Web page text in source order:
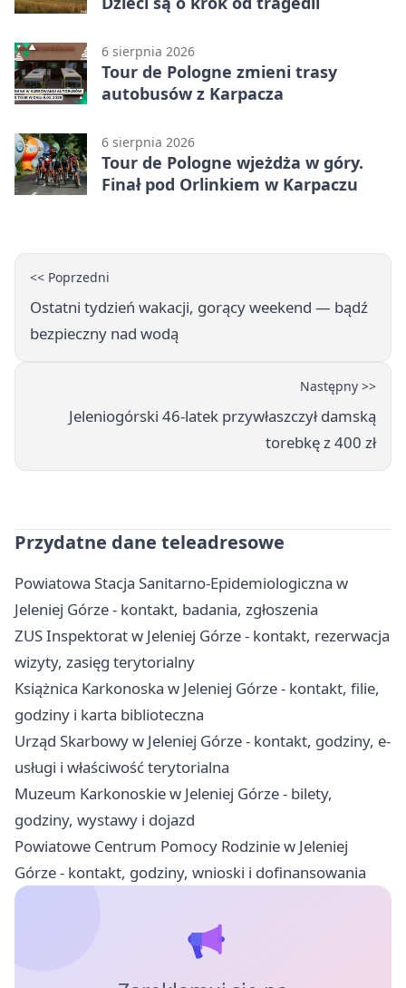
6 sierpnia 2026
Tour de Pologne zmieni trasy
autobusów z Karpacza
6 sierpnia 2026
Tour de Pologne wjeżdża w góry.
Finał pod Orlinkiem w Karpaczu
<< Poprzedni
Ostatni tydzień wakacji, gorący weekend — bądź
bezpieczny nad wodą
Następny >>
Jeleniogórski 46-latek przywłaszczył damską
torebkę z 400 zł
Przydatne dane teleadresowe
Powiatowa Stacja Sanitarno-Epidemiologiczna w
Jeleniej Górze - kontakt, badania, zgłoszenia
ZUS Inspektorat w Jeleniej Górze - kontakt, rezerwacja
wizyty, zasięg terytorialny
Książnica Karkonoska w Jeleniej Górze - kontakt, filie,
godziny i karta biblioteczna
Urząd Skarbowy w Jeleniej Górze - kontakt, godziny, e-
usługi i właściwość terytorialna
Muzeum Karkonoskie w Jeleniej Górze - bilety,
godziny, wystawy i dojazd
Powiatowe Centrum Pomocy Rodzinie w Jeleniej
Górze - kontakt, godziny, wnioski i dofinansowania